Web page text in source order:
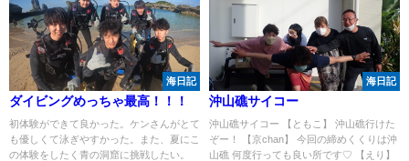
海日記
ダイビングめっちゃ最高！！！
初体験ができて良かった。ケンさんがとて
も優しくて泳ぎやすかった。また、夏にこ
の体験をしたく青の洞窟に挑戦したい。
海日記
沖山礁サイコー
沖山礁サイコー 【ともこ】 沖山礁行けた
ぞー！ 【京chan】 今回の締めくくりは沖
山礁 何度行っても良い所です♡ 【えり】